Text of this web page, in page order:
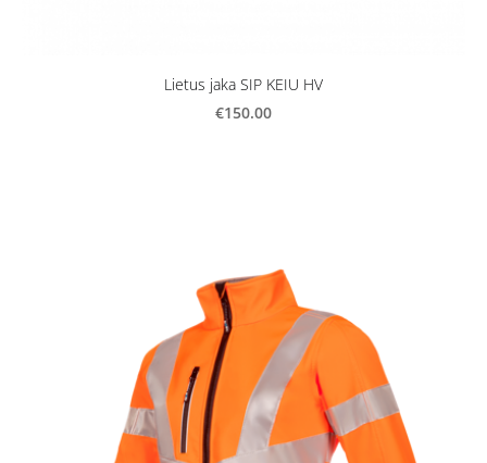
Lietus jaka SIP KEIU HV
€150.00